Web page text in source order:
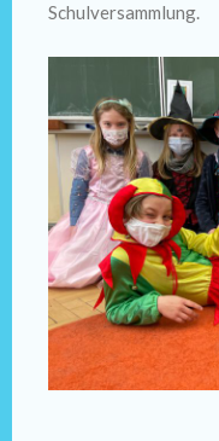
Schulversammlung.